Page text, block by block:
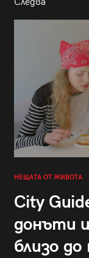
НЕЩАТА ОТ ЖИВОТА
City
донъти
близо